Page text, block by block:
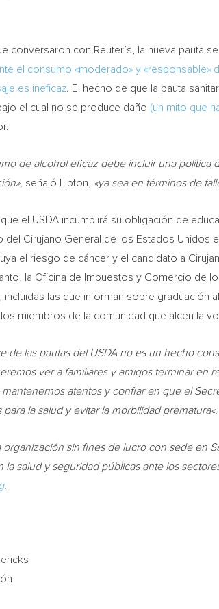
conversaron con Reuter’s, la nueva pauta
el consumo «moderado» y «responsable»
es ineficaz . El hecho de que la pauta
el cual no se produce daño (un mito que
de alcohol eficaz debe incluir una
señaló Lipton, «ya sea en términos de
el USDA incumplirá su obligación de
del Cirujano General de los Estados
el riesgo de cáncer y el candidato a
la Oficina de Impuestos y Comercio de
incluidas las que informan sobre
miembros de la comunidad que alcen la
de las pautas del USDA no es un hecho
ver a familiares y amigos terminar en
atentos y confiar en que el
la salud y evitar la morbilidad prematura«.
organización sin fines de lucro con sede en
la salud y seguridad públicas ante los
.